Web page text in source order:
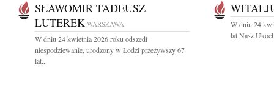
SŁAWOMIR TADEUSZ
LUTEREK WARSZAWA
W dniu 24 kwietnia 2026 roku odszedł
niespodziewanie, urodzony w Łodzi przeżywszy 67
lat...
W dniu 24
lat Nasz